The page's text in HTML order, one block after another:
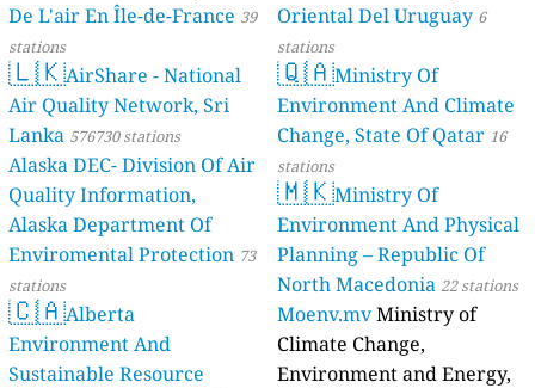
De L'air En Île-de-France 39
stations
🇱🇰AirShare - National
Air Quality Network, Sri
Lanka 576730 stations
Alaska DEC- Division Of Air
Quality Information,
Alaska Department Of
Enviromental Protection 73
stations
🇨🇦Alberta
Environment And
Sustainable Resource
Oriental Del Uruguay 6
stations
🇶🇦Ministry Of
Environment And Climate
Change, State Of Qatar 16
stations
🇲🇰Ministry Of
Environment And Physical
Planning – Republic Of
North Macedonia 22 stations
Moenv.mvMinistry of
Climate Change,
Environment and Energy,